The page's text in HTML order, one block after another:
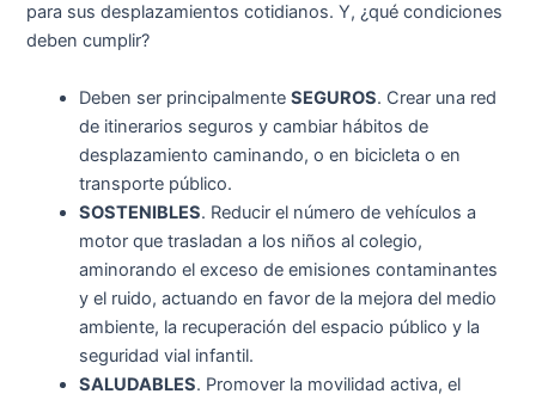
para sus desplazamientos cotidianos. Y, ¿qué condiciones
deben cumplir?
Deben ser principalmenteSEGUROS. Crear una red
de itinerarios seguros y cambiar hábitos de
desplazamiento caminando, o en bicicleta o en
transporte público.
SOSTENIBLES. Reducir el número de vehículos a
motor que trasladan a los niños al colegio,
aminorando el exceso de emisiones contaminantes
y el ruido, actuando en favor de la mejora del medio
ambiente, la recuperación del espacio público y la
seguridad vial infantil.
SALUDABLES. Promover la movilidad activa, el